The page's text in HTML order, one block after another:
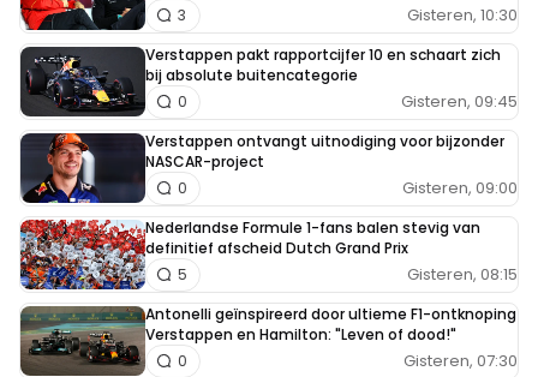
Gisteren, 10:30
3
Verstappen pakt rapportcijfer 10 en schaart zich
bij absolute buitencategorie
Gisteren, 09:45
0
Verstappen ontvangt uitnodiging voor bijzonder
NASCAR-project
Gisteren, 09:00
0
Nederlandse Formule 1-fans balen stevig van
definitief afscheid Dutch Grand Prix
Gisteren, 08:15
5
Antonelli geïnspireerd door ultieme F1-ontknoping
Verstappen en Hamilton: "Leven of dood!"
Gisteren, 07:30
0